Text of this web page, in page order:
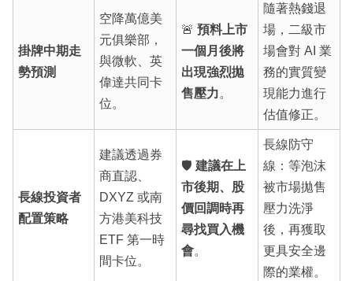
掛牌中期走
勢預測
空降萬億美
元俱樂部，
與微軟、英
偉達共同卡
位。
🚨 預料上市
一個月後將
出現強烈拋
售壓力。
隨著熱錢退
場，二級市
場會對 AI 業
務的實質變
現能力進行
估值修正。
長線投資者
配置策略
建議透過券
商直認、
DXYZ 或南
方港美科技
ETF 第一時
間卡位。
🛡️ 建議在上
市後期、股
價回調時再
尋找買入機
會。
長線防守
線：等泡沫
被市場拋售
壓力洗淨
後，再獲取
更具安全邊
際的業權。